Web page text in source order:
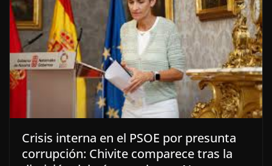
Crisis interna en el PSOE por presunta
corrupción: Chivite comparece tras la